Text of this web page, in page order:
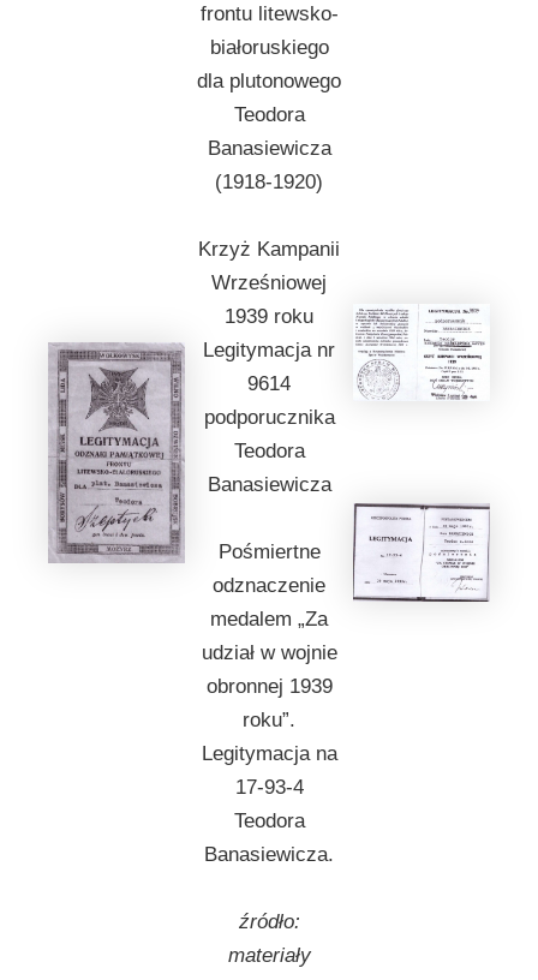
frontu litewsko-
białoruskiego
dla plutonowego
Teodora
Banasiewicza
(1918-1920)
Krzyż Kampanii
Wrześniowej
1939 roku
Legitymacja nr
9614
podporucznika
Teodora
Banasiewicza
Pośmiertne
odznaczenie
medalem „Za
udział w wojnie
obronnej 1939
roku”.
Legitymacja na
17-93-4
Teodora
Banasiewicza.
źródło:
materiały